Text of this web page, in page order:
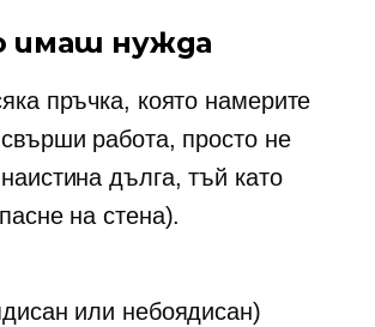
имаш нужда
пръчка, която намерите
работа, просто не
дълга, тъй като
на стена).
или небоядисан)